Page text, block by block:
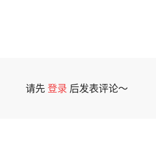
请先登录 后发表评论～